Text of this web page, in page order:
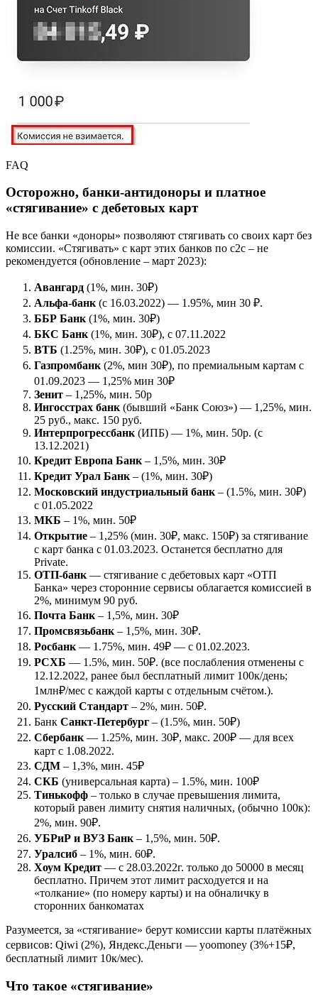
FAQ
Осторожно, банки-антидоноры и платное
«стягивание» с дебетовых карт
Не все банки «доноры» позволяют стягивать со своих карт без
комиссии. «Стягивать» с карт этих банков по c2c – не
рекомендуется (обновление – март 2023):
Авангард (1%, мин. 30₽)
Альфа-банк (с 16.03.2022) — 1.95%, мин 30 ₽.
ББР Банк (1%, мин. 30₽)
БКС Банк (1%, мин. 30₽), с 07.11.2022
ВТБ (1.25%, мин. 30₽), с 01.05.2023
Газпромбанк (2%, мин 30₽), по премиальным картам с
01.09.2023 — 1,25% мин 30₽
Зенит – 1,25%, мин. 50р
Ингосстрах банк (бывший «Банк Союз») — 1,25%, мин.
25 руб., макс. 150 руб.
Интерпрогрессбанк (ИПБ) — 1%, мин. 50р. (с
13.12.2021)
Кредит Европа Банк – 1,5%, мин. 30₽
Кредит Урал Банк – (1%, мин. 30₽)
Московский индустриальный банк – (1.5%, мин. 30₽)
с 01.05.2022
МКБ – 1%, мин. 50₽
Открытие – 1,25% (мин. 30₽, макс. 150₽) за стягивание
с карт банка с 01.03.2023. Останется бесплатно для
Private.
ОТП-банк — стягивание с дебетовых карт «ОТП
Банка» через сторонние сервисы облагается комиссией в
2%, минимум 90 руб.
Почта Банк – 1,5%, мин. 30₽
Промсвязьбанк – 1,5%, мин. 30₽.
Росбанк — 1.75%, мин. 49₽ — с 01.02.2023.
РСХБ — 1.5%, мин. 50₽. (все послабления отменены с
12.12.2022, ранее был бесплатный лимит 100к/день;
1млн₽/мес с каждой карты с отдельным счётом.).
Русский Стандарт – 2%, мин. 50₽.
Банк Санкт-Петербург – (1.5%, мин. 50₽)
Сбербанк — 1.25%, мин. 30₽, макс. 200₽ — для всех
карт с 1.08.2022.
СДМ – 1,3%, мин. 45₽
СКБ (универсальная карта) – 1.5%, мин. 100₽
Тинькофф – только в случае превышения лимита,
который равен лимиту снятия наличных, (обычно 100к):
2%, мин. 90₽.
УБРиР и ВУЗ Банк – 1,5%, мин. 50₽.
Уралсиб – 1%, мин. 60₽.
Хоум Кредит — с 28.03.2022г. только до 50000 в месяц
бесплатно. Причем этот лимит расходуется и на
«толкание» (по номеру карты) и на обналичку в
сторонних банкоматах
Разумеется, за «стягивание» берут комиссии карты платёжных
сервисов: Qiwi (2%), Яндекс.Деньги — yoomoney (3%+15₽,
бесплатный лимит 10к/мес).
Что такое «стягивание»